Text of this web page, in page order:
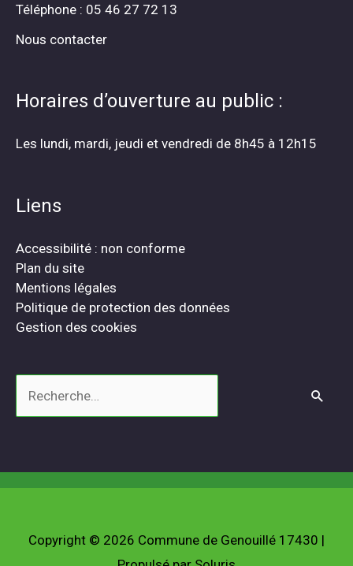
Téléphone : 05 46 27 72 13
Nous contacter
Horaires d’ouverture au public :
Les lundi, mardi, jeudi et vendredi de 8h45 à 12h15
Liens
Accessibilité : non conforme
Plan du site
Mentions légales
Politique de protection des données
Gestion des cookies
Copyright © 2026 Commune de Genouillé 17430 |